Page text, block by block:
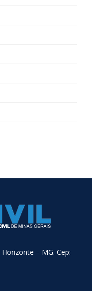
– MG. Cep: